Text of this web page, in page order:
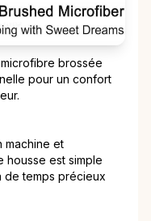
brossée
pour un confort
machine et
housse est simple
de temps précieux